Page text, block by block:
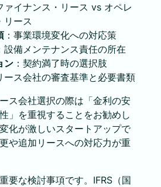
ァイナンス・リース vs オペレ
リース
：事業環境変化への対応策
設備メンテナンス責任の所在
ン：契約満了時の選択肢
ース会社の審査基準と必要書類
ス会社選択の際は「金利の安
」を重視することをお勧めし
化が激しいスタートアップで
や追加リースへの対応力が重
要な検討事項です。IFRS（国